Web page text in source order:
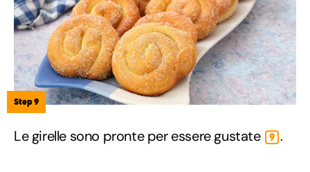
Step 9
Le girelle sono pronte per essere gustate 9 .